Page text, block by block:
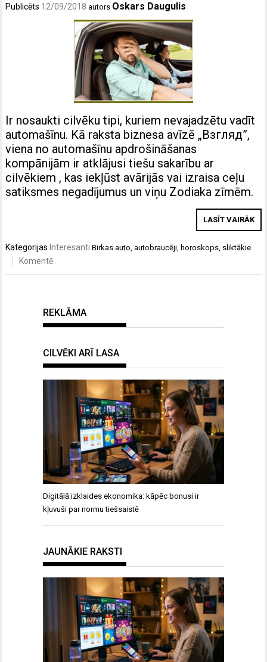
Publicēts 12/09/2018 autors Oskars Daugulis
Ir nosaukti cilvēku tipi, kuriem nevajadzētu vadīt
automašīnu. Kā raksta biznesa avīzē „Взгляд”,
viena no automašīnu apdrošināšanas
kompānijām ir atklājusi tiešu sakarību ar
cilvēkiem , kas iekļūst avārijās vai izraisa ceļu
satiksmes negadījumus un viņu Zodiaka zīmēm.
LASĪT VAIRĀK
Kategorijas Interesanti Birkasauto,autobraucēji, horoskops, sliktākie
Komentē
REKLĀMA
CILVĒKI ARĪ LASA
Digitālā izklaides ekonomika: kāpēc bonusi ir
kļuvuši par normu tiešsaistē
JAUNĀKIE RAKSTI